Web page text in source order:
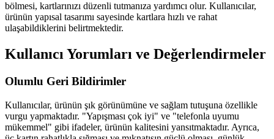
bölmesi, kartlarınızı düzenli tutmanıza yardımcı olur. Kullanıcılar,
ürünün yapısal tasarımı sayesinde kartlara hızlı ve rahat
ulaşabildiklerini belirtmektedir.
Kullanıcı Yorumları ve Değerlendirmeler
Olumlu Geri Bildirimler
Kullanıcılar, ürünün şık görünümüne ve sağlam tutuşuna özellikle
vurgu yapmaktadır. "Yapışması çok iyi" ve "telefonla uyumu
mükemmel" gibi ifadeler, ürünün kalitesini yansıtmaktadır. Ayrıca,